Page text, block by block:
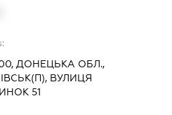
ДОНЕЦЬКА ОБЛ.,
ВУЛИЦЯ
51